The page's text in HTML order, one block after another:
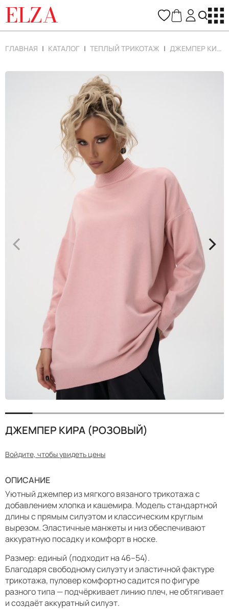
ELZA
ГЛАВНАЯ КАТАЛОГ ТЕПЛЫЙ ТРИКОТАЖ ДЖЕМПЕР КИРА (РОЗОВЫЙ)
< >
ДЖЕМПЕР КИРА (РОЗОВЫЙ)
Войдите, чтобы увидеть цены
ОПИСАНИЕ
Уютный джемпер из мягкого вязаного трикотажа с
добавлением хлопка и кашемира. Модель стандартной
длины с прямым силуэтом и классическим круглым
вырезом. Эластичные манжеты и низ обеспечивают
аккуратную посадку и комфорт в носке.
Размер: единый (подходит на 46–54).
Благодаря свободному силуэту и эластичной фактуре
трикотажа, пуловер комфортно садится по фигуре
разного типа — подчёркивает линию плеч, не обтягивает
и создаёт аккуратный силуэт.